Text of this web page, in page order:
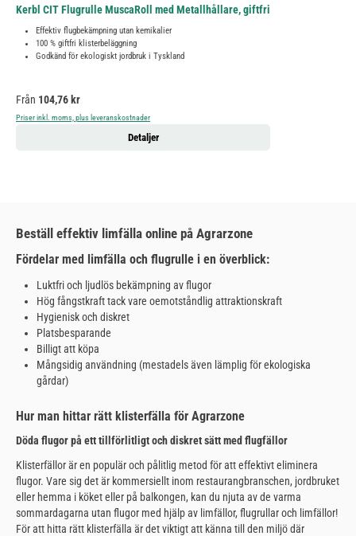
Kerbl CIT Flugrulle MuscaRoll med Metallhållare, giftfri
Effektiv flugbekämpning utan kemikalier
100 % giftfri klisterbeläggning
Godkänd för ekologiskt jordbruk i Tyskland
Ordinarie pris:
Från 104,76 kr
Priser inkl. moms, plus leveranskostnader
Detaljer
Beställ effektiv limfälla online på Agrarzone
Fördelar med limfälla och flugrulle i en överblick:
Luktfri och ljudlös bekämpning av flugor
Hög fångstkraft tack vare oemotståndlig attraktionskraft
Hygienisk och diskret
Platsbesparande
Billigt att köpa
Mångsidig användning (mestadels även lämplig för ekologiska
gårdar)
Hur man hittar rätt klisterfälla för Agrarzone
Döda flugor på ett tillförlitligt och diskret sätt med flugfällor
Klisterfällor är en populär och pålitlig metod för att effektivt eliminera
flugor. Vare sig det är kommersiellt inom restaurangbranschen, jordbruket
eller hemma i köket eller på balkongen, kan du njuta av de varma
sommardagarna utan flugor med hjälp av limfällor, flugrullar och limfällor!
För att hitta rätt klisterfälla är det viktigt att känna till den miljö där